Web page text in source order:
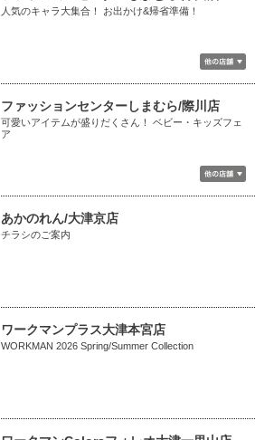
人気のキャラ大集合！ お出かけ&帰省準備！
ファッションセンターしまむら/際川店
可愛いアイテムが盛りだくさん！ ベビー・キッズフェ
ア
あかのれん/大津京店
チラシのご案内
ワークマンプラス大津本宮店
WORKMAN 2026 Spring/Summer Collection